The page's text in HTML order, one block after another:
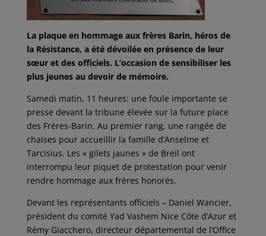
La plaque en hommage aux frères Barin, héros de
la Résistance, a été dévoilée en présence de leur
sœur et des officiels. L’occasion de sensibiliser les
plus jeunes au devoir de mémoire.
Samedi matin, 11 heures: une foule importante se
presse devant la tribune élevée sur la future place
des Frères-Barin. Au premier rang, une rangée de
chaises pour accueillir la famille d’Anselme et
Tarcisius. Les « gilets jaunes » de Breil ont
interrompu leur piquet de protestation pour venir
rendre hommage aux frères honorés.
Devant les représentants officiels – Daniel Wancier,
président du comité Yad Vashem Nice Côte d’Azur et
Rémy Giacchero, directeur départemental de l’Office